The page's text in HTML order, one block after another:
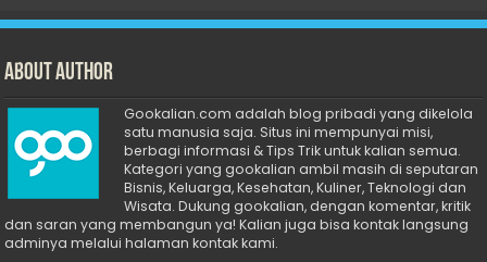
About Author
Gookalian.com adalah blog pribadi yang dikelola
satu manusia saja. Situs ini mempunyai misi,
berbagi informasi & Tips Trik untuk kalian semua.
Kategori yang gookalian ambil masih di seputaran
Bisnis, Keluarga, Kesehatan, Kuliner, Teknologi dan
Wisata. Dukung gookalian, dengan komentar, kritik
dan saran yang membangun ya! Kalian juga bisa kontak langsung
adminya melalui halaman kontak kami.